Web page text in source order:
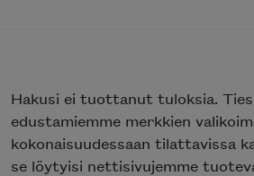
Hakusi ei tuottanut tuloksia.
edustamiemme merkkien
kokonaisuudessaan tilattavissa
se löytyisi nettisivujemme